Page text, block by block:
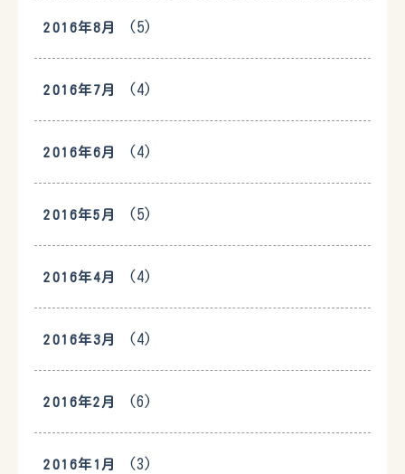
2016年8月 (5)
2016年7月 (4)
2016年6月 (4)
2016年5月 (5)
2016年4月 (4)
2016年3月 (4)
2016年2月 (6)
2016年1月 (3)